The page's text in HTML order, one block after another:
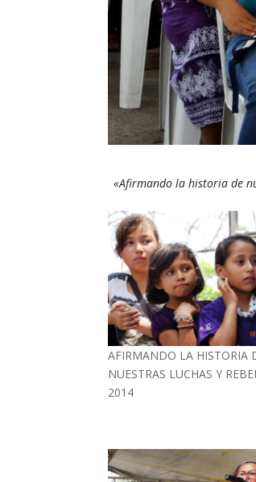
«Afirmando la historia de
AFIRMANDO LA HISTORIA
NUESTRAS LUCHAS Y
2014